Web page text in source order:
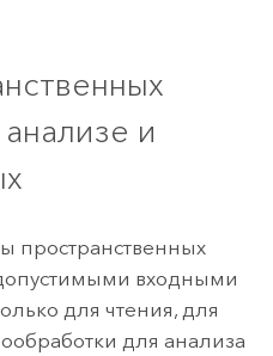
и
пространственных
входными
для чтения, для
для анализа